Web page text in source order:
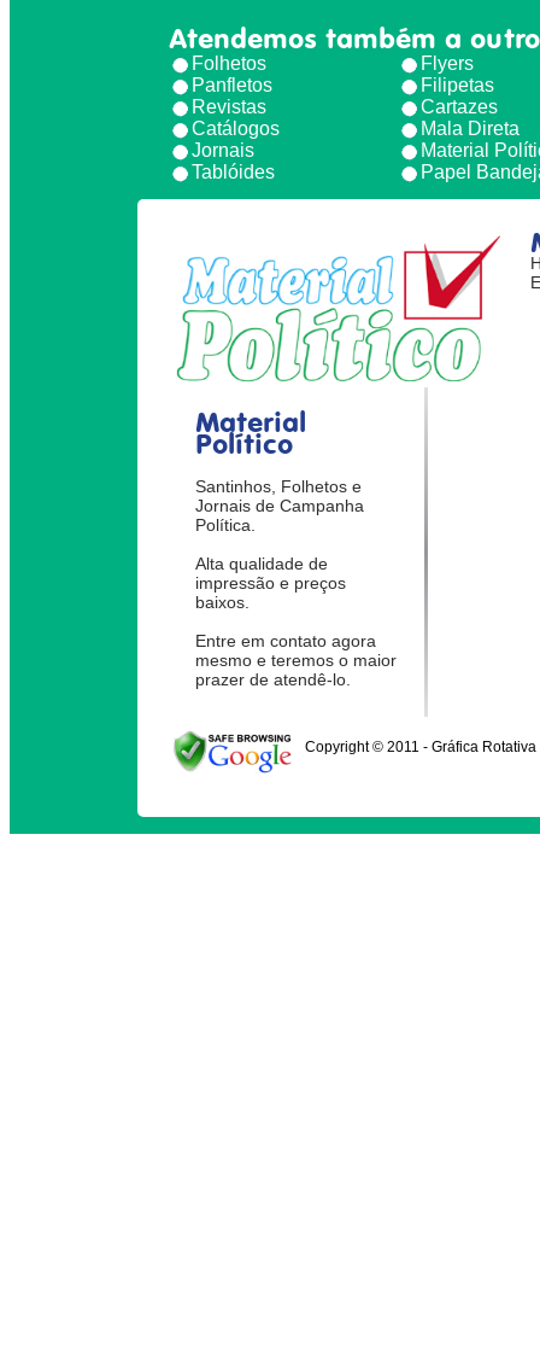
Atendemos também a
Folhetos
Panfletos
Revistas
Catálogos
Jornais
Tablóides
Flyers
Filipetas
Cartazes
Mala Direta
Material
Papel
Material
Político
Santinhos, Folhetos e
Jornais de Campanha
Política.
Alta qualidade de
impressão e preços
baixos.
Entre em contato agora
mesmo e teremos o maior
prazer de atendê-lo.
Copyright © 2011 - Gráfica